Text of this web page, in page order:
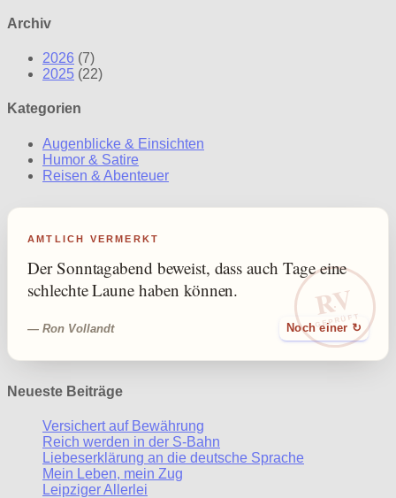
Archiv
2026 (7)
2025 (22)
Kategorien
Augenblicke & Einsichten
Humor & Satire
Reisen & Abenteuer
RV
GEPRÜFT
AMTLICH VERMERKT
Der Sonntagabend beweist, dass auch Tage eine
schlechte Laune haben können.
— Ron Vollandt Noch einer ↻
Neueste Beiträge
Versichert auf Bewährung
Reich werden in der S-Bahn
Liebeserklärung an die deutsche Sprache
Mein Leben, mein Zug
Leipziger Allerlei